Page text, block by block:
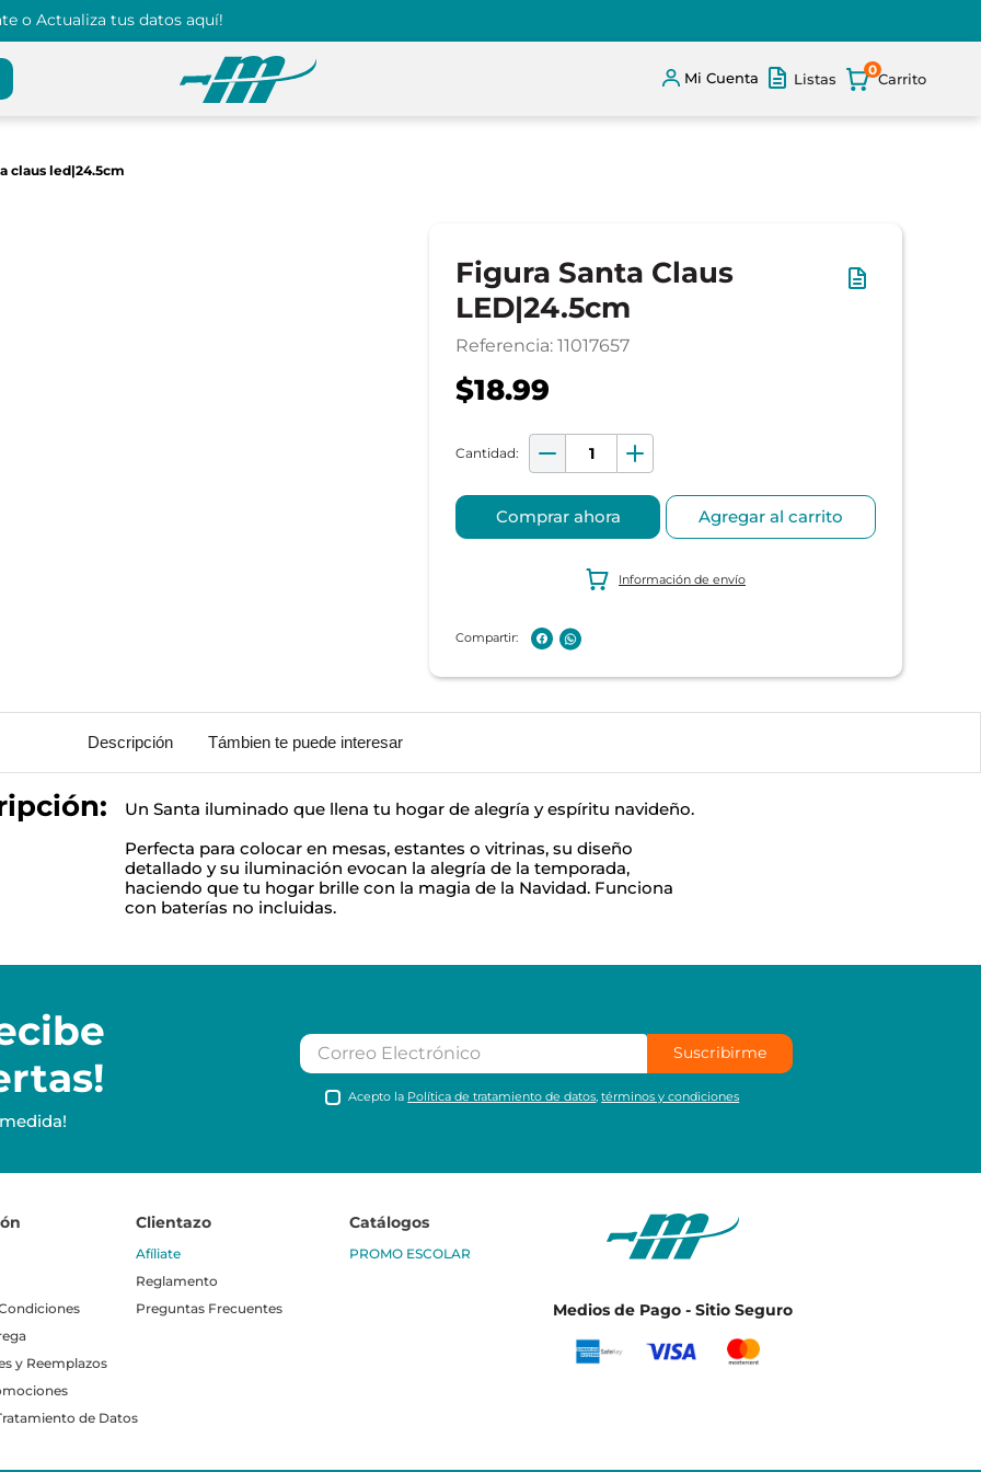
o Actualiza tus datos aquí!
Mi Cuenta Listas
0
claus led|24.5cm
Figura Santa Claus
LED|24.5cm
Referencia: 11017657
$18.99
Comprar ahora Agregar al carrito
Información de envío
Descripción Támbien te puede interesar
Un Santa iluminado que llena tu hogar de alegría y espíritu navideño.
Perfecta para colocar en mesas, estantes o vitrinas, su diseño
detallado y su iluminación evocan la alegría de la temporada,
haciendo que tu hogar brille con la magia de la Navidad. Funciona
con baterías no incluidas.
Suscribirme
Acepto la Política de tratamiento de datos ,términos y condiciones
y Reemplazos
de Datos
Clientazo
Afíliate
Reglamento
Preguntas Frecuentes
Catálogos
PROMO ESCOLAR
Medios de Pago - Sitio Seguro